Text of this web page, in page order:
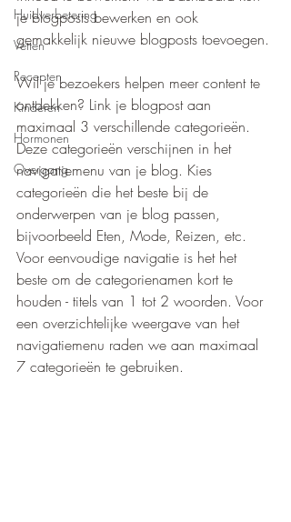
Huidverbetering
Vetten
Recepten
Kinderen
Hormonen
Overgang
je blogposts bewerken en ook
gemakkelijk nieuwe blogposts toevoegen.
Wil je bezoekers helpen meer content te
ontdekken? Link je blogpost aan
maximaal 3 verschillende categorieën.
Deze categorieën verschijnen in het
navigatiemenu van je blog. Kies
categorieën die het beste bij de
onderwerpen van je blog passen,
bijvoorbeeld Eten, Mode, Reizen, etc.
Voor eenvoudige navigatie is het het
beste om de categorienamen kort te
houden - titels van 1 tot 2 woorden. Voor
een overzichtelijke weergave van het
navigatiemenu raden we aan maximaal
7 categorieën te gebruiken.